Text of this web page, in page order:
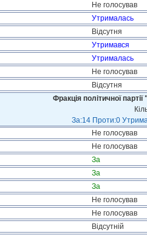
Не голосував
Утрималась
Відсутня
Утримався
Утрималась
Не голосував
Відсутня
Фракція політичної
За:14 Проти:0
Не голосував
Не голосував
За
За
За
Не голосував
Не голосував
Відсутній